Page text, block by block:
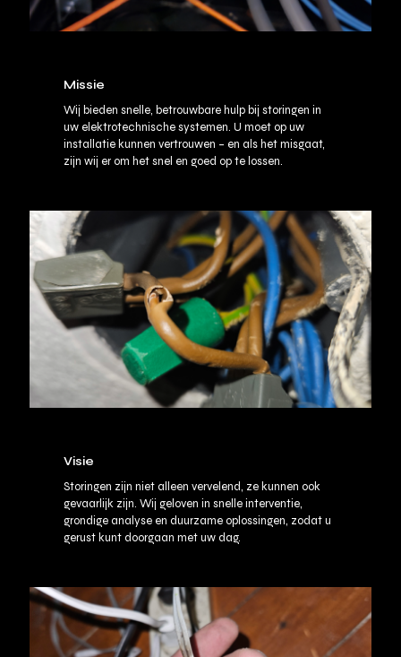
Missie
Wij bieden snelle, betrouwbare hulp bij storingen in
uw elektrotechnische systemen. U moet op uw
installatie kunnen vertrouwen – en als het misgaat,
zijn wij er om het snel en goed op te lossen.
Visie
Storingen zijn niet alleen vervelend, ze kunnen ook
gevaarlijk zijn. Wij geloven in snelle interventie,
grondige analyse en duurzame oplossingen, zodat u
gerust kunt doorgaan met uw dag.